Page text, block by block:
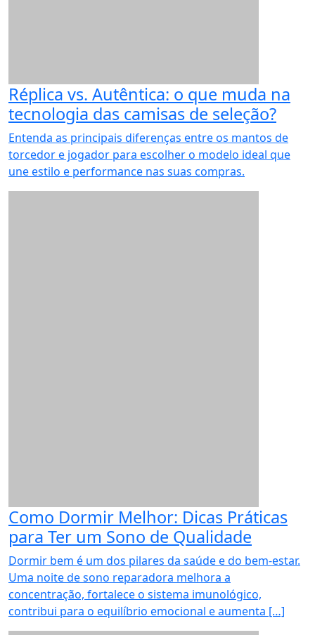
Réplica vs. Autêntica: o que muda na
tecnologia das camisas de seleção?
Entenda as principais diferenças entre os mantos de
torcedor e jogador para escolher o modelo ideal que
une estilo e performance nas suas compras.
Como Dormir Melhor: Dicas Práticas
para Ter um Sono de Qualidade
Dormir bem é um dos pilares da saúde e do bem-estar.
Uma noite de sono reparadora melhora a
concentração, fortalece o sistema imunológico,
contribui para o equilíbrio emocional e aumenta […]